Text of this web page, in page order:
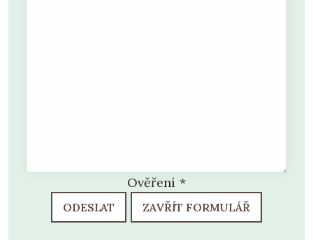
Ověření *
ODESLAT ZAVŘÍT FORMULÁŘ